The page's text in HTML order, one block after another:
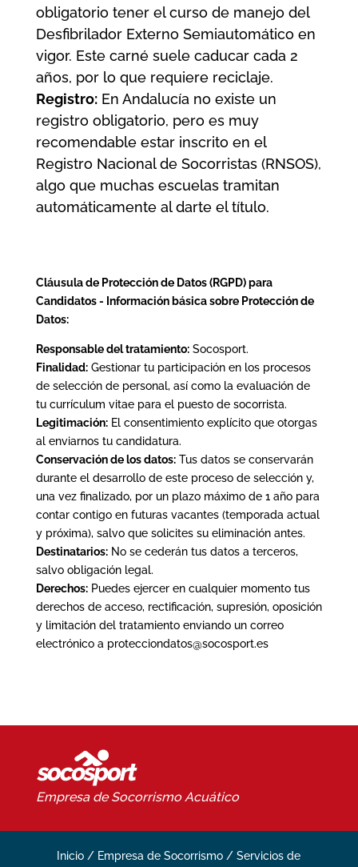
obligatorio tener el curso de manejo del
Desfibrilador Externo Semiautomático en
vigor. Este carné suele caducar cada 2
años, por lo que requiere reciclaje.
Registro:En Andalucía no existe un
registro obligatorio, pero es muy
recomendable estar inscrito en el
Registro Nacional de Socorristas (RNSOS),
algo que muchas escuelas tramitan
automáticamente al darte el título.
Cláusula de Protección de Datos (RGPD) para
Candidatos - Información básica sobre Protección de
Datos:
Responsable del tratamiento:Socosport.
Finalidad:Gestionar tu participación en los procesos
de selección de personal, así como la evaluación de
tu currículum vitae para el puesto de socorrista.
Legitimación:El consentimiento explícito que otorgas
al enviarnos tu candidatura.
Conservación de los datos:Tus datos se conservarán
durante el desarrollo de este proceso de selección y,
una vez finalizado, por un plazo máximo de 1 año para
contar contigo en futuras vacantes (temporada actual
y próxima), salvo que solicites su eliminación antes.
Destinatarios:No se cederán tus datos a terceros,
salvo obligación legal.
Derechos:Puedes ejercer en cualquier momento tus
derechos de acceso, rectificación, supresión, oposición
y limitación del tratamiento enviando un correo
electrónico a protecciondatos@socosport.es
Empresa de SocorrismoAcuático
Inicio / Empresa de Socorrismo /Servicios de